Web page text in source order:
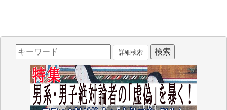
詳細検索